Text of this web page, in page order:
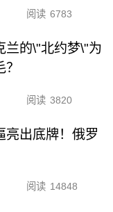
阅读 6783
兰的\"北约梦\"为
阅读 3820
亮出底牌！俄罗
阅读 14848